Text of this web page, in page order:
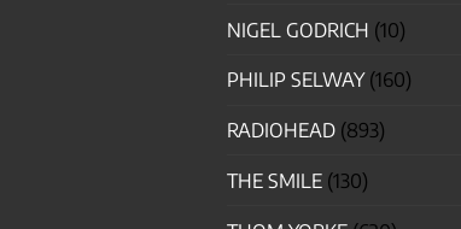
NIGEL GODRICH (10)
PHILIP SELWAY(160)
RADIOHEAD (893)
THE SMILE (130)